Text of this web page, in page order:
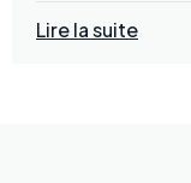
Lire la suite